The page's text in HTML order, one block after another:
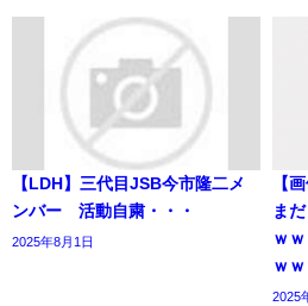
【LDH】三代目JSB今市隆二メ
ンバー 活動自粛・・・
2025年8月1日
【
ま
ｗ
ｗ
2025